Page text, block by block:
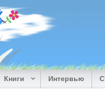
Книги Интервью